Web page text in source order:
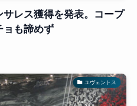
レス獲得を発表。コープ
ョも諦めず
ユヴェントス